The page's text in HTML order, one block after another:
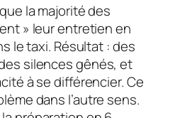
la majorité des
» leur entretien en
le taxi. Résultat : des
silences gênés, et
à se différencier. Ce
dans l’autre sens.